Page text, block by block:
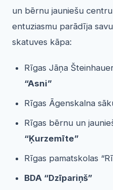
un bērnu jauniešu
entuziasmu parādīja
skatuves kāpa:
Rīgas Jāņa
“Asni”
Rīgas Āgenskalna
Rīgas bērnu un
“Ķurzemīte”
Rīgas pamatskolas
BDA “Dzīpariņš”